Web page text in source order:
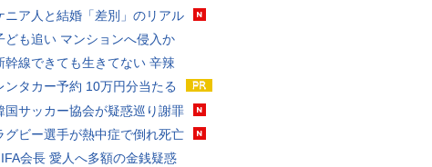
ニア人と結婚「差別」のリアル
ども追い マンションへ侵入か
幹線できても生きてない 辛辣
ンタカー予約 10万円分当たる
国サッカー協会が疑惑巡り謝罪
グビー選手が熱中症で倒れ死亡
会長 愛人へ多額の金銭疑惑